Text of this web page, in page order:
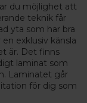
du möjlighet att
teknik får
yta som har bra
exklusiv känsla
är. Det finns
laminat som
Laminatet går
för dig som